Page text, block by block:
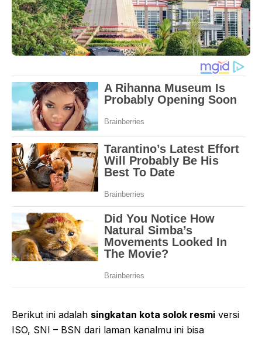
Berikut ini adalah singkatan kota solok resmi versi
ISO, SNI – BSN dari laman kanalmu ini bisa